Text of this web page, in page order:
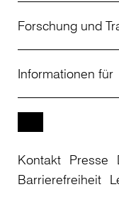
Bewerbung
Studienberatung
Weiterbildung
Studienkolleg
Über uns
Aktuelles
Einrichtungen
Forschung und
Projekte
Informationen für
Studierende
Kontakt Presse
Barrierefreiheit